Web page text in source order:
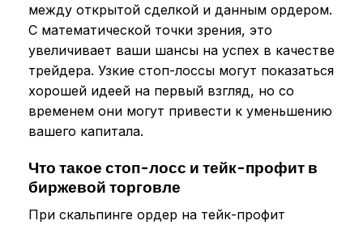
между открытой сделкой и данным ордером.
С математической точки зрения, это
увеличивает ваши шансы на успех в качестве
трейдера. Узкие стоп-лоссы могут показаться
хорошей идеей на первый взгляд, но со
временем они могут привести к уменьшению
вашего капитала.
Что такое стоп-лосс и тейк-профит в
биржевой торговле
При скальпинге ордер на тейк-профит